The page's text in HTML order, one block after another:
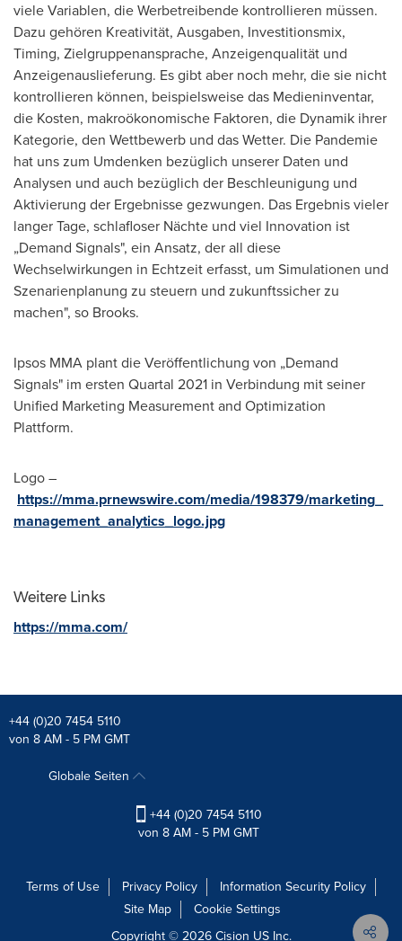
viele Variablen, die Werbetreibende kontrollieren müssen.
Dazu gehören Kreativität, Ausgaben, Investitionsmix,
Timing, Zielgruppenansprache, Anzeigenqualität und
Anzeigenauslieferung. Es gibt aber noch mehr, die sie nicht
kontrollieren können, beispielsweise das Medieninventar,
die Kosten, makroökonomische Faktoren, die Dynamik ihrer
Kategorie, den Wettbewerb und das Wetter. Die Pandemie
hat uns zum Umdenken bezüglich unserer Daten und
Analysen und auch bezüglich der Beschleunigung und
Aktivierung der Ergebnisse gezwungen. Das Ergebnis vieler
langer Tage, schlafloser Nächte und viel Innovation ist
„Demand Signals", ein Ansatz, der all diese
Wechselwirkungen in Echtzeit erfasst, um Simulationen und
Szenarienplanung zu steuern und zukunftssicher zu
machen", so Brooks.
Ipsos MMA plant die Veröffentlichung von „Demand
Signals" im ersten Quartal 2021 in Verbindung mit seiner
Unified Marketing Measurement and Optimization
Plattform.
Logo –
https://mma.prnewswire.com/media/198379/marketing_
management_analytics_logo.jpg
Weitere Links
https://mma.com/
+44 (0)20 7454 5110
von 8 AM - 5 PM GMT
Globale Seiten
+44 (0)20 7454 5110
von 8 AM - 5 PM GMT
Terms of Use Privacy Policy
Information Security Policy
Site Map
Cookie Settings
Copyright © 2026Cision US Inc.